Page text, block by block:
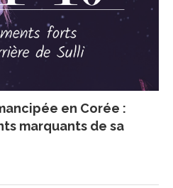
en Corée :
marquants de sa